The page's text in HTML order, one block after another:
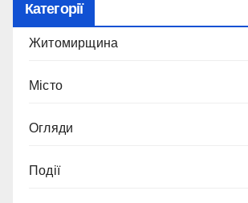
Категорії
Житомирщина
Місто
Огляди
Події